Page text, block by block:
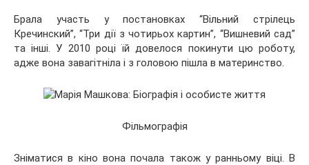
Брала участь у постановках “Вільний стрілець
Кречинский”, “Три дії з чотирьох картин”, “Вишневий сад”
та інші. У 2010 році їй довелося покинути цю роботу,
адже вона завагітніла і з головою пішла в материнство.
Фільмографія
Зніматися в кіно вона почала також у ранньому віці. В